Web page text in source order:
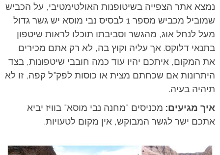
נמצא אתר הצפייה בשיטופנות האולטימטיבי, על הכביש
שמוביל מכביש מספר 1 לבסיס נבי מוסא יש גשר גדול
מעל לנחל אוג, מהגשר וסביבתו תוכלו לראות שיטפון
בתנאי דלוקס. אך עליה וקוץ בה, לא רק אתם מכירים
את המקום, איתכם יהיו עוד כמה חובבי שיטפונות, בצד
היתרונות אם שכחתם מצית או כוסות לפק"ל קפה, זו לא
תיהיה בעיה.
איך מגיעים: מכניסים "מחנה נבי מוסא" בוויז יביא
אתכם ישר לגשר המבוקש, אין מקום לטעויות.